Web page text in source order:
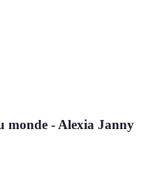
monde - Alexia Janny